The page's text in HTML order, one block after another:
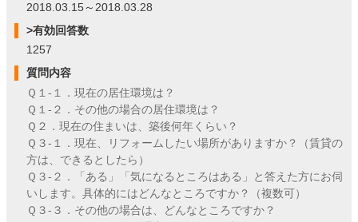
2018.03.15～2018.03.28
>有効回答数
1257
質問内容
Ｑ１-１．現在の居住環境は？
Ｑ１-２．その他の場合の居住環境は？
Ｑ２．現在の住まいは、築後何年くらい？
Ｑ３-１．現在、リフォームしたい場所がありますか？（賃貸の
方は、できるとしたら）
Ｑ３-２．「ある」「気になるところはある」と答えた方にお伺
いします。具体的にはどんなところですか？（複数可）
Ｑ３-３．その他の場合は、どんなところですか？